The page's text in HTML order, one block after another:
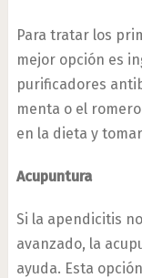
Para tratar los
mejor opción es
purificadores
menta o el
en la dieta y
Acupuntura
Si la apendicitis
avanzado, la
ayuda. Esta